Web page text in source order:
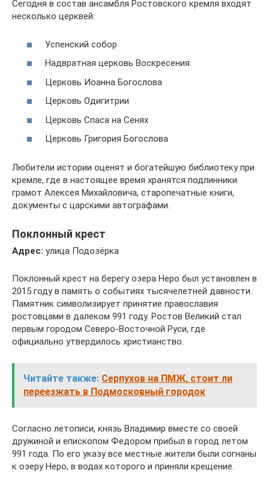
Сегодня в состав ансамбля Ростовского кремля входят
несколько церквей:
Успенский собор
Надвратная церковь Воскресения
Церковь Иоанна Богослова
Церковь Одигитрии
Церковь Спаса на Сенях
Церковь Григория Богослова
Любители истории оценят и богатейшую библиотеку при
кремле, где в настоящее время хранятся подлинники
грамот Алексея Михайловича, старопечатные книги,
документы с царскими автографами.
Поклонный крест
Адрес: улица Подозёрка
Поклонный крест на берегу озера Неро был установлен в
2015 году в память о событиях тысячелетней давности.
Памятник символизирует принятие православия
ростовцами в далеком 991 году. Ростов Великий стал
первым городом Северо-Восточной Руси, где
официально утвердилось христианство.
Читайте также: Серпухов на ПМЖ, стоит ли
переезжать в Подмосковный городок
Согласно летописи, князь Владимир вместе со своей
дружиной и епископом Федором прибыл в город летом
991 года. По его указу все местные жители были согнаны
к озеру Неро, в водах которого и приняли крещение.